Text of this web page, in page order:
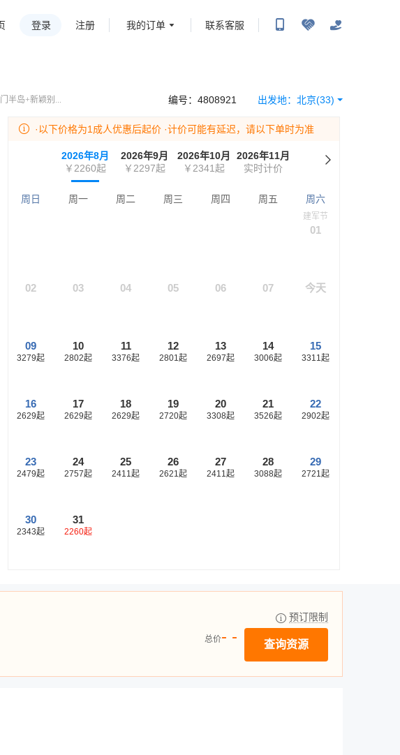
登录 注册 我的订单 联系客服
半岛+新颖别... 出发地： 北京(33)
编号： 4808921
·以下价格为1成人优惠后起价 ·计价可能有延迟，请以下单时为准
2026年8月
￥2260起
2026年9月
￥2297起
2026年10月
￥2341起
2026年11月
实时计价
周日 周一 周二 周三 周四 周五 周六
建军节
01
02 03 04 05 06 07 今天
09
3279起
10
2802起
11
3376起
12
2801起
13
2697起
14
3006起
15
3311起
16
2629起
17
2629起
18
2629起
19
2720起
20
3308起
21
3526起
22
2902起
23
2479起
24
2757起
25
2411起
26
2621起
27
2411起
28
3088起
29
2721起
30
2343起
31
2260起
预订限制
查询资源
总价- -